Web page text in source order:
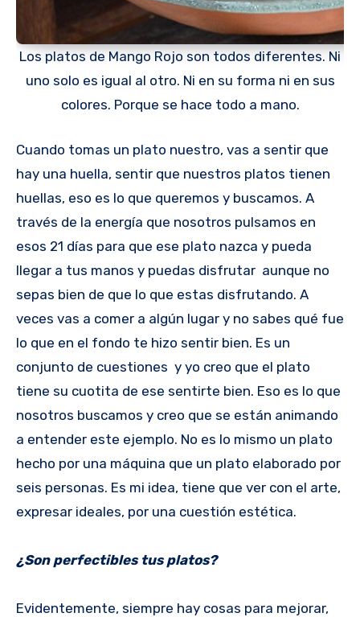
Los platos de Mango Rojo son todos diferentes. Ni
uno solo es igual al otro. Ni en su forma ni en sus
colores. Porque se hace todo a mano.
Cuando tomas un plato nuestro, vas a sentir que
hay una huella, sentir que nuestros platos tienen
huellas, eso es lo que queremos y buscamos. A
través de la energía que nosotros pulsamos en
esos 21 días para que ese plato nazca y pueda
llegar a tus manos y puedas disfrutar aunque no
sepas bien de que lo que estas disfrutando. A
veces vas a comer a algún lugar y no sabes qué fue
lo que en el fondo te hizo sentir bien. Es un
conjunto de cuestiones y yo creo que el plato
tiene su cuotita de ese sentirte bien. Eso es lo que
nosotros buscamos y creo que se están animando
a entender este ejemplo. No es lo mismo un plato
hecho por una máquina que un plato elaborado por
seis personas. Es mi idea, tiene que ver con el arte,
expresar ideales, por una cuestión estética.
¿Son perfectibles tus platos?
Evidentemente, siempre hay cosas para mejorar,